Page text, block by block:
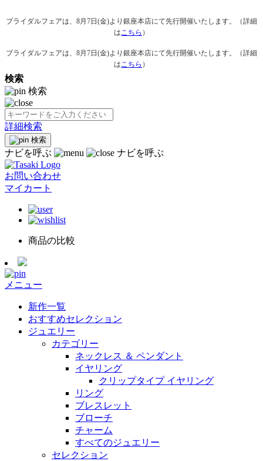
ブライダルフェアは、8月7日(金)より銀座本店にて先行開催いたします。（詳細
はこちら ）
ブライダルフェアは、8月7日(金)より銀座本店にて先行開催いたします。（詳細
はこちら ）
検索
検索
詳細検索
検索
ナビを呼ぶ ナビを呼ぶ
お問い合わせ
マイカート
商品の比較
メニュー
新作一覧
おすすめセレクション
ジュエリー
カテゴリー
ネックレス ＆ ペンダント
イヤリング
クリップタイプ イヤリング
リング
ブレスレット
ブローチ
チャーム
すべてのジュエリー
セレクション